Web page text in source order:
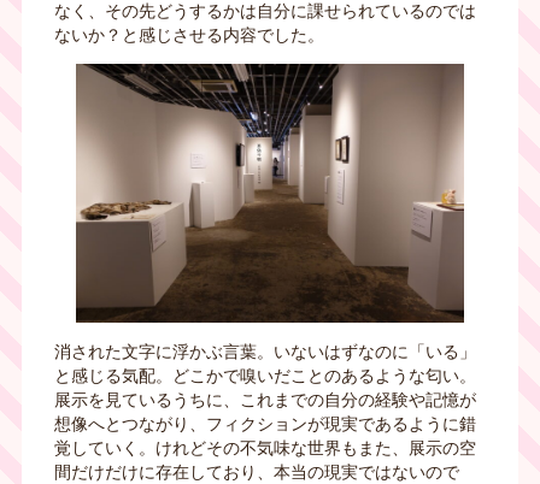
なく、その先どうするかは自分に課せられているのでは
ないか？と感じさせる内容でした。
消された文字に浮かぶ言葉。いないはずなのに「いる」
と感じる気配。どこかで嗅いだことのあるような匂い。
展示を見ているうちに、これまでの自分の経験や記憶が
想像へとつながり、フィクションが現実であるように錯
覚していく。けれどその不気味な世界もまた、展示の空
間だけだけに存在しており、本当の現実ではないので